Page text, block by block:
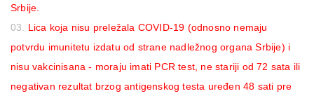
Srbije.
Lica koja nisu preležala COVID-19 (odnosno nemaju
potvrdu imunitetu izdatu od strane nadležnog organa Srbije) i
nisu vakcinisana - moraju imati PCR test, ne stariji od 72 sata ili
negativan rezultat brzog antigenskog testa uređen 48 sati pre